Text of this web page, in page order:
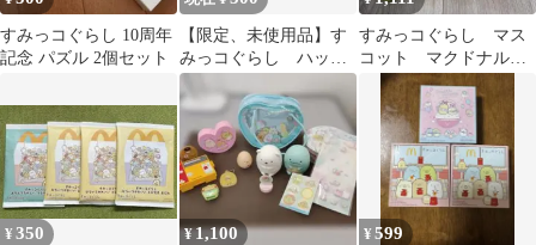
すみっコぐらし 10周年
記念 パズル 2個セット
【限定、未使用品】す
みっコぐらし ハッピ
ーセット マスコッ
ト ぺんぎん ねこ
すみっコぐらし マス
コット マクドナル
ド ハッピーセット
¥350 ¥1,100 ¥599